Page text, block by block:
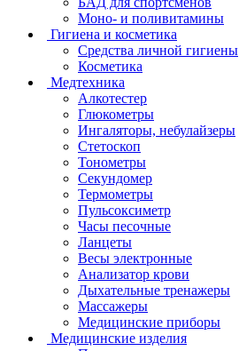
Моно- и поливитамины
Гигиена и косметика
Средства личной гигиены
Косметика
Медтехника
Алкотестер
Глюкометры
Ингаляторы, небулайзеры
Стетоскоп
Тонометры
Секундомер
Термометры
Пульсоксиметр
Часы песочные
Ланцеты
Весы электронные
Анализатор крови
Дыхательные тренажеры
Массажеры
Медицинские приборы
Медицинские изделия